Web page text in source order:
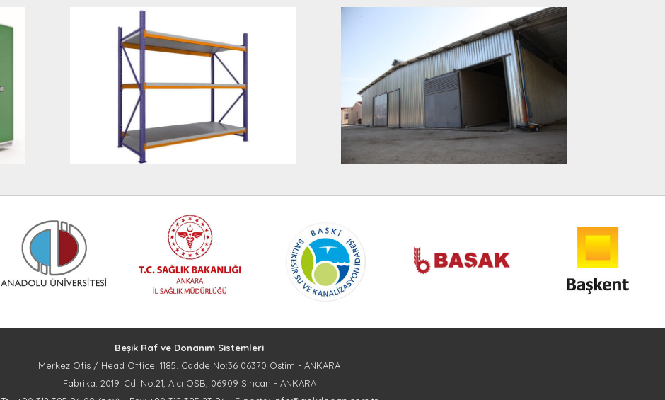
Beşik Raf ve Donanım Sistemleri
Merkez Ofis / Head Office: 1185. Cadde No:36 06370 Ostim - ANKARA
Fabrika: 2019. Cd. No:21, Alcı OSB, 06909 Sincan - ANKARA